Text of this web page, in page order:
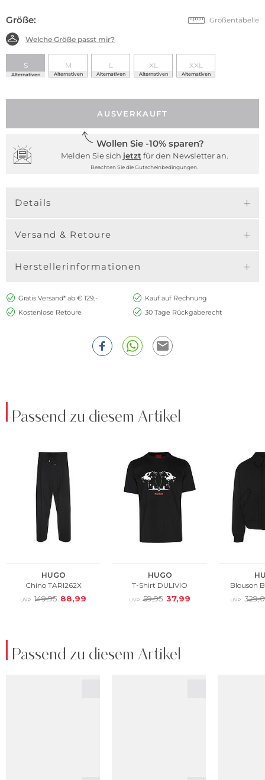
Größe: Größentabelle
Welche Größe passt mir?
S
Alternativen
M
Alternativen
L
Alternativen
XL
Alternativen
XXL
Alternativen
AUSVERKAUFT
Wollen Sie -10% sparen?
Melden Sie sich jetzt für den Newsletter an.
Beachten Sie die Gutscheinbedingungen.
Details
Versand & Retoure
Herstellerinformationen
Gratis Versand* ab € 129,-
Kauf auf Rechnung
Kostenlose Retoure
30 Tage Rückgaberecht
Passend zu diesem Artikel
Passend zu diesem Artikel